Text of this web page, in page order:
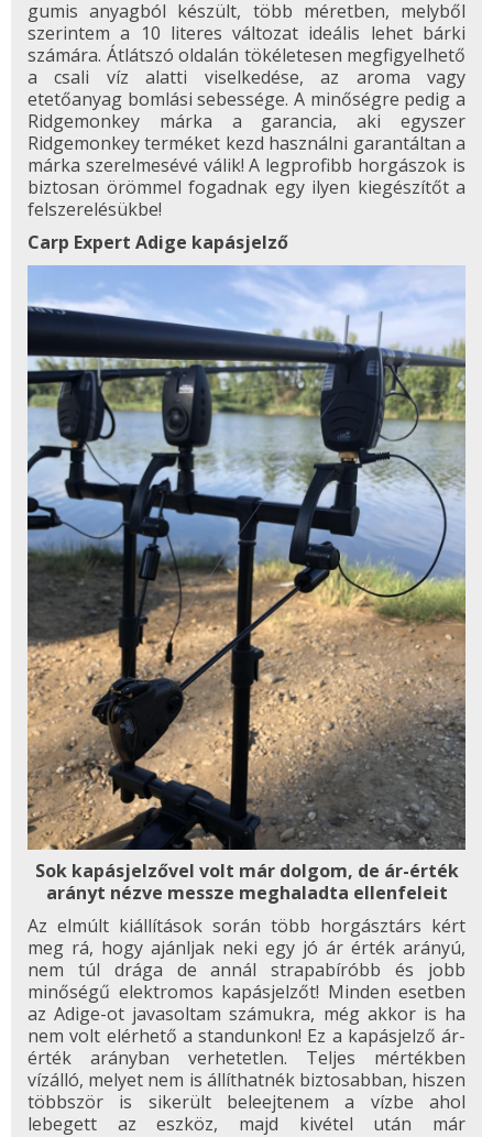
gumis anyagból készült, több méretben, melyből
szerintem a 10 literes változat ideális lehet bárki
számára. Átlátszó oldalán tökéletesen megfigyelhető
a csali víz alatti viselkedése, az aroma vagy
etetőanyag bomlási sebessége. A minőségre pedig a
Ridgemonkey márka a garancia, aki egyszer
Ridgemonkey terméket kezd használni garantáltan a
márka szerelmesévé válik! A legprofibb horgászok is
biztosan örömmel fogadnak egy ilyen kiegészítőt a
felszerelésükbe!
Carp Expert Adige kapásjelző
Sok kapásjelzővel volt már dolgom, de ár-érték
arányt nézve messze meghaladta ellenfeleit
Az elmúlt kiállítások során több horgásztárs kért
meg rá, hogy ajánljak neki egy jó ár érték arányú,
nem túl drága de annál strapabíróbb és jobb
minőségű elektromos kapásjelzőt! Minden esetben
az Adige-ot javasoltam számukra, még akkor is ha
nem volt elérhető a standunkon! Ez a kapásjelző ár-
érték arányban verhetetlen. Teljes mértékben
vízálló, melyet nem is állíthatnék biztosabban, hiszen
többször is sikerült beleejtenem a vízbe ahol
lebegett az eszköz, majd kivétel után már